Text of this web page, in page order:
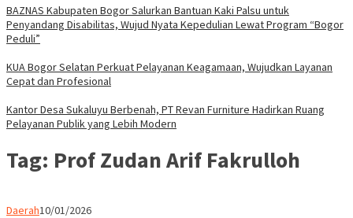
BAZNAS Kabupaten Bogor Salurkan Bantuan Kaki Palsu untuk
Penyandang Disabilitas, Wujud Nyata Kepedulian Lewat Program “Bogor
Peduli”
KUA Bogor Selatan Perkuat Pelayanan Keagamaan, Wujudkan Layanan
Cepat dan Profesional
Kantor Desa Sukaluyu Berbenah, PT Revan Furniture Hadirkan Ruang
Pelayanan Publik yang Lebih Modern
Tag: Prof Zudan Arif Fakrulloh
DaerahParlemen
10/01/2026